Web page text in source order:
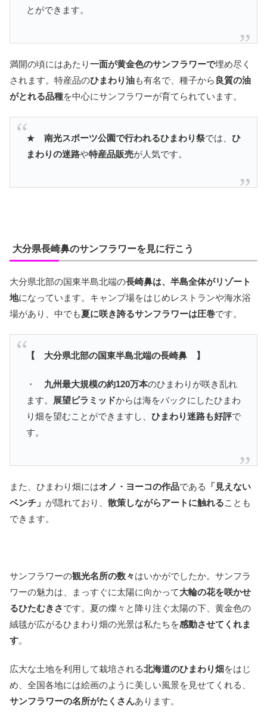
とができます。
満開の頃にはあたり一面が黄金色のサンフラワーで埋め尽く
されます。特産品のひまわり油も有名で、種子から 良質の油
がとれる品種を中心にサンフラワーが育てられています。
★ 南光スポーツ公園で行われるひまわり祭では、 ひ
まわりの迷路や特産品販売が人気です。
大分県長崎鼻のサンフラワーを見に行こう
大分県北部の国東半島北端の長崎鼻は、半島全体がリゾート
地になっています。キャンプ場をはじめレストランや海水浴
場があり、中でも夏に咲き誇るサンフラワーは圧巻です。
【 大分県北部の国東半島北端の長崎鼻 】
・ 九州最大規模の約120万本のひまわりが咲き乱れ
ます。
展望ピラミッドからは海をバックにしたひまわ
り畑を望むことができますし、 ひまわり迷路も好評で
す。
また、ひまわり畑にはオノ・ヨーコの作品である
「見えない
ベンチ」 が隠れており、 散策しながらアートに触れることも
できます。
サンフラワーの観光名所の数々はいかがでしたか。サンフラ
ワーの魅力は、まっすぐに太陽に向かって大輪の花を咲かせ
るひたむきさです。夏の燦々と降り注ぐ太陽の下、黄金色の
絨毯が広がるひまわり畑の光景は私たちを感動させてくれま
す。
広大な土地を利用して栽培される北海道のひまわり畑 をはじ
め、全国各地には絵画のように美しい風景を見せてくれる、
サンフラワーの名所がたくさんあります。